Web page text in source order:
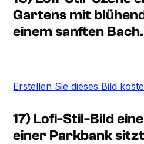
Gartens mit
einem sanften Bach.
Erstellen Sie dieses Bild
17) Lofi-Stil-Bild
einer Parkbank